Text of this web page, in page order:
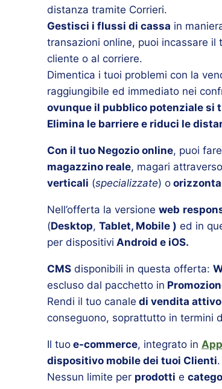
distanza tramite Corrieri.
Gestisci i flussi di cassa in
transazioni online, puoi incassare
cliente o al corriere.
Dimentica i tuoi problemi con la
raggiungibile ed immediato nei
ovunque il pubblico potenziale si
Elimina le barriere e riduci le
Con il tuo Negozio online, puoi
magazzino reale, magari
verticali (specializzate) o
Nell’offerta la versione web
(Desktop, Tablet, Mobile ) ed in
per dispositivi Android e iOS.
CMS disponibili in questa offerta:
escluso dal pacchetto in
Rendi il tuo canale di vendita attivo
conseguono, soprattutto in termini
Il tuo e-commerce, integrato in
dispositivo mobile dei tuoi Clienti.
Nessun limite per prodotti e